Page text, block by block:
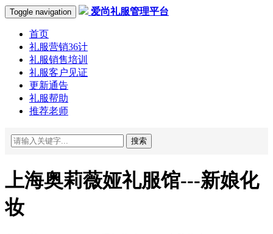
Toggle navigation 爱尚礼服管理平台
首页
礼服营销36计
礼服销售培训
礼服客户见证
更新通告
礼服帮助
推荐老师
搜索
上海奥莉薇娅礼服馆---新娘化
妆